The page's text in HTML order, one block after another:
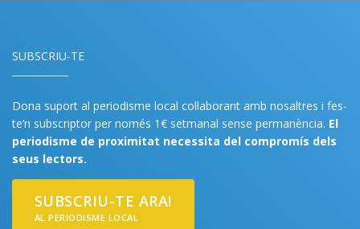
SUBSCRIU-TE
Dona suport al periodisme local col·laborant amb nosaltres i fes-
te’n subscriptor per només 1€ setmanal sense permanència. El
periodisme de proximitat necessita del compromís dels
seus lectors.
SUBSCRIU-TE ARA!
AL PERIODISME LOCAL